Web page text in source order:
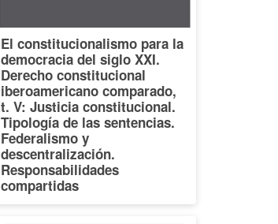
El constitucionalismo para la
democracia del siglo XXI.
Derecho constitucional
iberoamericano comparado,
t. V: Justicia constitucional.
Tipología de las sentencias.
Federalismo y
descentralización.
Responsabilidades
compartidas